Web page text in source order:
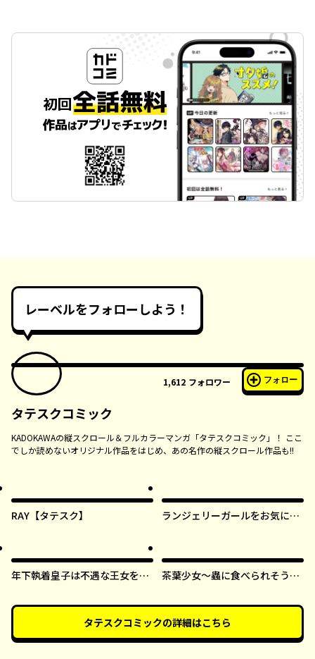
レーベルをフォローしよう！
1,612 フォロワー フォロー
タテスクコミック
KADOKAWAの縦スクロール＆フルカラーマンガ「タテスクコミック」！ ここ
でしか読めないオリジナル作品をはじめ、あの名作の縦スクロール作品も!!
RAY【タテスク】
ランジェリーガールをお気に召
年下執着皇子は不遇な王女を愛
茶葉少女～蟲に食べられそうに
した！～【タテスク】
タテスクコミックの詳細はこちら